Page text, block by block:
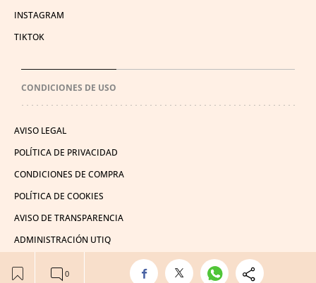
INSTAGRAM
TIKTOK
CONDICIONES DE USO
AVISO LEGAL
POLÍTICA DE PRIVACIDAD
CONDICIONES DE COMPRA
POLÍTICA DE COOKIES
AVISO DE TRANSPARENCIA
ADMINISTRACIÓN UTIQ